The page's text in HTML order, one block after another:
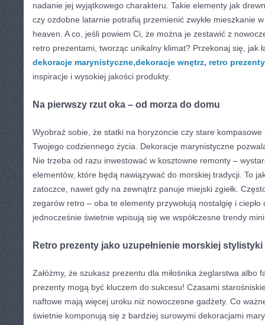
nadanie jej wyjątkowego charakteru. Takie elementy jak
czy ozdobne latarnie potrafią przemienić zwykłe mieszkanie
heaven. A co, jeśli powiem Ci, że można je zestawić z
retro prezentami, tworząc unikalny klimat? Przekonaj się, jak
dekoracje marynistyczne,dekoracje wnętrz, retro prezenty
inspiracje i wysokiej jakości produkty.
Na pierwszy rzut oka – od morza do domu
Wyobraź sobie, że statki na horyzoncie czy stare
Twojego codziennego życia. Dekoracje marynistyczne
Nie trzeba od razu inwestować w kosztowne remonty –
elementów, które będą nawiązywać do morskiej tradycji. To
zatoczce, nawet gdy na zewnątrz panuje miejski zgiełk.
zegarów retro – oba te elementy przywołują nostalgię i ciepło
jednocześnie świetnie wpisują się we współczesne trendy
Retro prezenty jako uzupełnienie morskiej stylistyki
Załóżmy, że szukasz prezentu dla miłośnika żeglarstwa albo
prezenty mogą być kluczem do sukcesu! Czasami
naftowe mają więcej uroku niż nowoczesne gadżety. Co
świetnie komponują się z bardziej surowymi dekoracjami